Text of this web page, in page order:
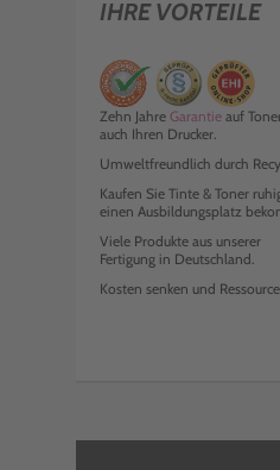
IHRE VORTEILE
Zehn Jahre Garantie auf
auch Ihren Drucker.
Umweltfreundlich durch
Kaufen Sie Tinte & Toner
einen Ausbildungsplatz
Viele Produkte aus unserer
Fertigung in Deutschland.
Kosten senken und